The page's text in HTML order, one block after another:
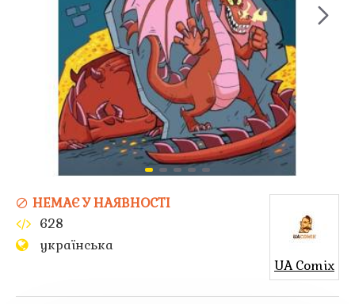
НЕМАЄ У НАЯВНОСТІ
628
українська
UA Comix